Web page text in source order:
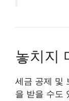
놓치지
세금 공제 및
을 받을 수도